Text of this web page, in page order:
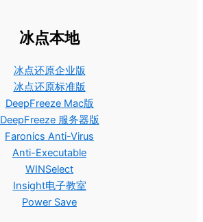
冰点本地
冰点还原企业版
冰点还原标准版
DeepFreeze Mac版
DeepFreeze 服务器版
Faronics Anti-Virus
Anti-Executable
WINSelect
Insight电子教室
Power Save